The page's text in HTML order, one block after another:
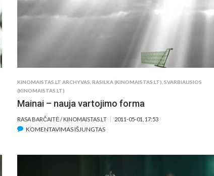
KINOMAISTAS.LT ARCHYVAS ,RASILKA (KINOMAISTAS.LT) ,SVARBIAUSIOS
(KINOMAISTAS.LT)
Mainai – nauja vartojimo forma
RASA BARČAITĖ / KINOMAISTAS.LT 2011-05-01, 17:53
KOMENTAVIMAS IŠJUNGTASĮRAŠE
VARTOJIMO